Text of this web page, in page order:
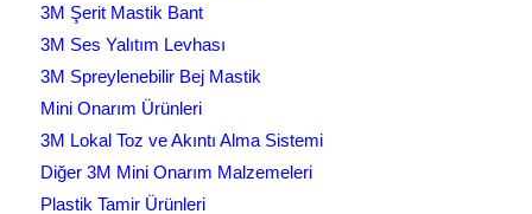
3M Şerit Mastik Bant
3M Ses Yalıtım Levhası
3M Spreylenebilir Bej Mastik
Mini Onarım Ürünleri
3M Lokal Toz ve Akıntı Alma Sistemi
Diğer 3M Mini Onarım Malzemeleri
Plastik Tamir Ürünleri